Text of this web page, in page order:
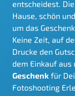
entscheidest.
Hause, schön und
um das
Keine Zeit, auf
Drucke den
dem Einkauf aus
Geschenk für
Fotoshooting